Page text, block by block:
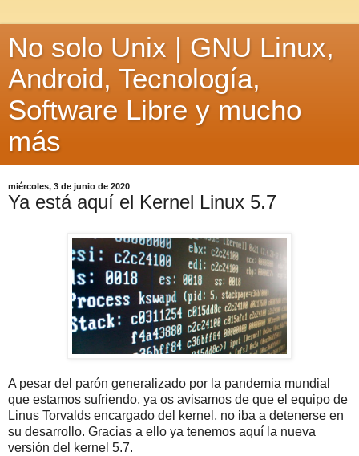
No solo Unix | GNU Linux,
Android, Tecnología,
Software Libre y mucho
más
miércoles, 3 de junio de 2020
Ya está aquí el Kernel Linux 5.7
A pesar del parón generalizado por la pandemia mundial
que estamos sufriendo, ya os avisamos de que el equipo de
Linus Torvalds encargado del kernel, no iba a detenerse en
su desarrollo. Gracias a ello ya tenemos aquí la nueva
versión del kernel 5.7.